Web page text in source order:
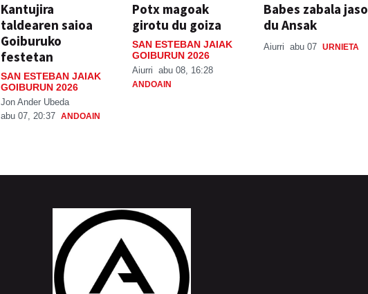
Kantujira
taldearen saioa
Goiburuko
festetan
SAN ESTEBAN JAIAK
GOIBURUN 2026
Jon Ander Ubeda
abu 07, 20:37 ANDOAIN
Potx magoak
girotu du goiza
SAN ESTEBAN JAIAK
GOIBURUN 2026
Aiurri abu 08, 16:28
ANDOAIN
Babes zabala jaso
du Ansak
Aiurri abu 07 URNIETA